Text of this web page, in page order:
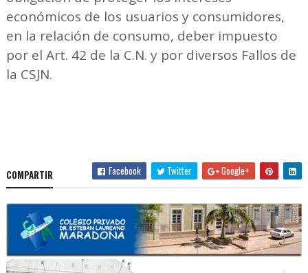
económicos de los usuarios y consumidores,
en la relación de consumo, deber impuesto
por el Art. 42 de la C.N. y por diversos Fallos de
la CSJN.
COMPARTIR Facebook Twitter Google+